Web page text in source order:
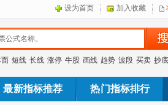
设为首页 加入收藏
短线 长线 涨停 牛股 画线 趋势 波段 买卖 抄底
最新指标推荐 热门指标排行